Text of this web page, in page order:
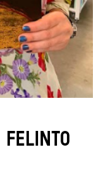
Felinto